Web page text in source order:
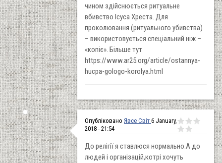
чином здійснюється ритуальне
вбивство Ісуса Хреста. Для
проколювання (ритуального убивства)
– використовується спеціальний ніж –
«копіє». Більше тут
https://www.ar25.org/article/ostannya-
hucpa-gologo-korolya.html
Опубліковано Явсе Світ 6 January,
2018 - 21:54
До релігії я ставлюся нормально.А до
людей і організацій,котрі хочуть